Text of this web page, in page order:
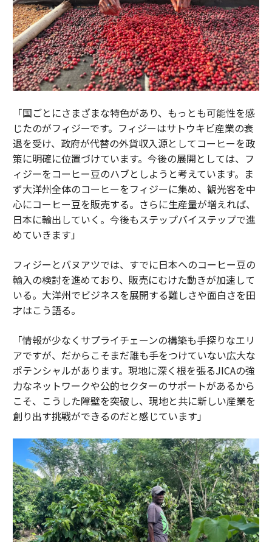
「国ごとにさまざまな特色があり、もっとも可能性を感
じたのがフィジーです。フィジーはサトウキビ産業の衰
退を受け、政府が代替の外貨収入源としてコーヒーを政
策に明確に位置づけています。今後の展開としては、フ
ィジーをコーヒー豆のハブとしようと考えています。ま
ず大洋州全体のコーヒーをフィジーに集め、観光客を中
心にコーヒー豆を販売する。さらに生産量が増えれば、
日本に輸出していく。今後もステップバイステップで進
めていきます」
フィジーとバヌアツでは、すでに日本へのコーヒー豆の
輸入の検討を進めており、販売にむけた動きが加速して
いる。大洋州でビジネスを展開する難しさや面白さを田
才はこう語る。
「情報が少なくサプライチェーンの構築も手探りなエリ
アですが、だからこそまだ誰も手をつけていない広大な
ポテンシャルがあります。現地に深く根を張るJICAの強
力なネットワークや公的セクターのサポートがあるから
こそ、こうした障壁を突破し、現地と共に新しい産業を
創り出す挑戦ができるのだと感じています」